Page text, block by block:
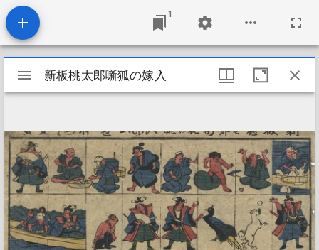
1
Mirador
viewer
新板桃太郎噺狐の嫁入
新板桃太郎噺狐の嫁入